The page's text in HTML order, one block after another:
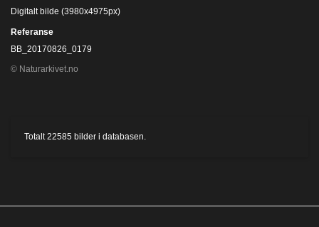
Digitalt bilde (3980x4975px)
Referanse
BB_20170826_0179
© Naturarkivet.no
Totalt22585 bilder i databasen.